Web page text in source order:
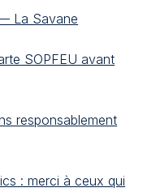
La Savane
SOPFEU avant
responsablement
: merci à ceux qui